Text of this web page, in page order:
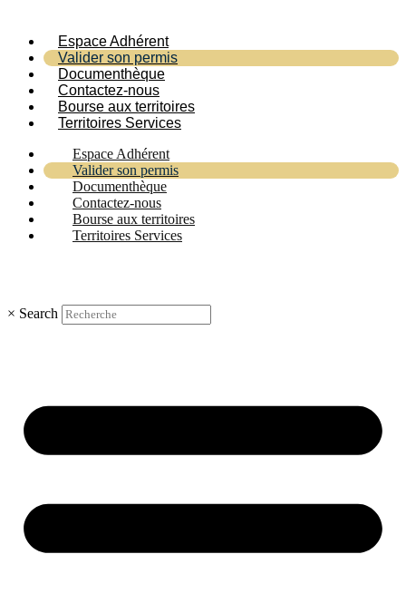
Espace Adhérent
Valider son permis
Documenthèque
Contactez-nous
Bourse aux territoires
Territoires Services
Espace Adhérent
Valider son permis
Documenthèque
Contactez-nous
Bourse aux territoires
Territoires Services
× Search